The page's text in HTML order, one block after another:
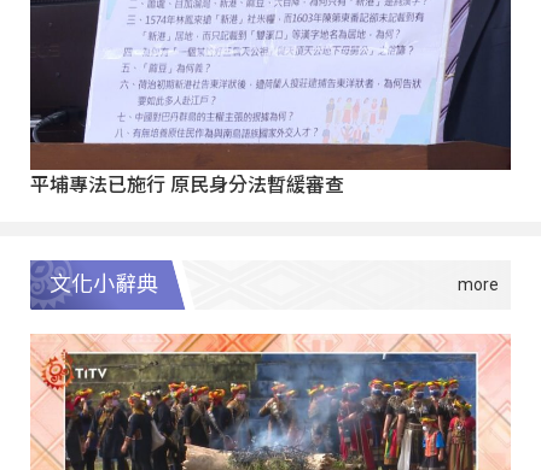
平埔專法已施行 原民身分法暫緩審查
文化小辭典